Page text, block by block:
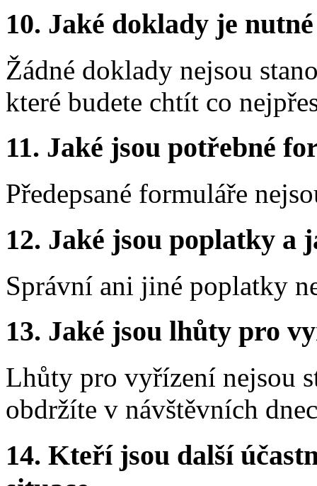
10. Jaké doklady je
Žádné doklady nejsou
které budete chtít co
11. Jaké jsou potřebné
Předepsané formuláře
12. Jaké jsou poplatky a
Správní ani jiné poplatky
13. Jaké jsou lhůty pro
Lhůty pro vyřízení nejsou
obdržíte v návštěvních
14. Kteří jsou další